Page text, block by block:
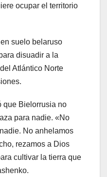
ocupar el territorio
suelo belaruso
disuadir a la
Atlántico Norte
que Bielorrusia no
para nadie. «No
No anhelamos
rezamos a Dios
cultivar la tierra que